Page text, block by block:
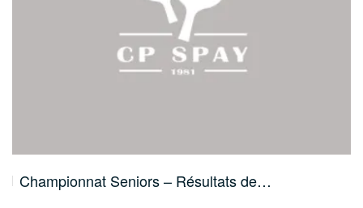
Championnat Seniors – Résultats de…